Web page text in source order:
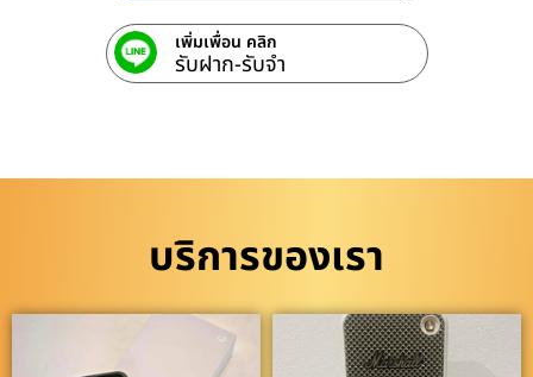
เพิ่มเพื่อน คลิก
รับฝาก-รับจํา
บริการของเรา